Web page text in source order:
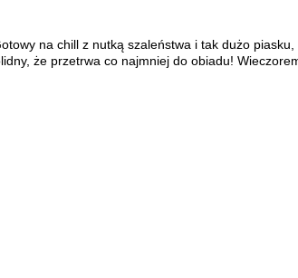
na chill z nutką szaleństwa i tak dużo
że przetrwa co najmniej do obiadu!